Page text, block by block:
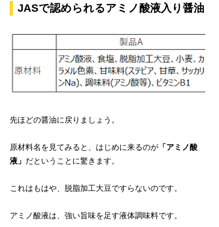
JASで認められるアミノ酸液入り醤油
先ほどの醤油に戻りましょう。
原材料名を見てみると、はじめに来るのが 「アミノ酸
液」 だということに驚きます。
これはもはや、脱脂加工大豆ですらないのです。
アミノ酸液は、強い旨味を足す液体調味料です。